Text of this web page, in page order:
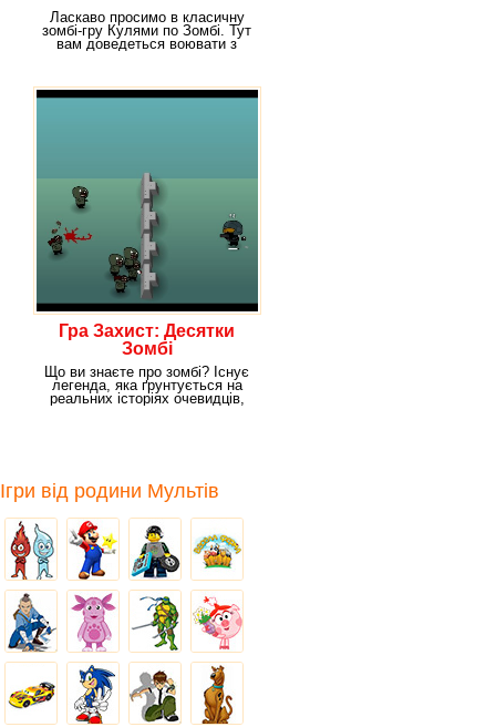
Ласкаво просимо в класичну
зомбі-гру Кулями по Зомбі. Тут
вам доведеться воювати з
Гра Захист: Десятки
Зомбі
Що ви знаєте про зомбі? Існує
легенда, яка ґрунтується на
реальних історіях очевидців,
Ігри від родини Мультів